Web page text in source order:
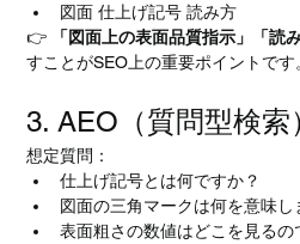
図面 仕上げ記号 読み方
👉
「図面上の表面品質指示」「読
すことがSEO上の重要ポイントです
3. AEO（質問型検索
想定質問：
仕上げ記号とは何ですか？
図面の三角マークは何を意味し
表面粗さの数値はどこを見るの